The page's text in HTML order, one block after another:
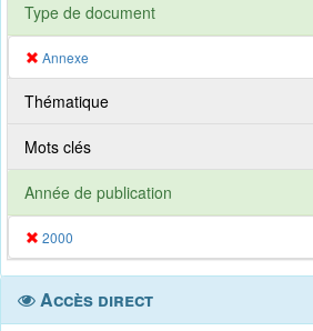
Type de document
Annexe
Thématique
Mots clés
Année de publication
2000
Accès direct